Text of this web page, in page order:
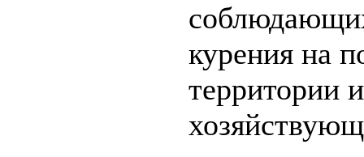
курения на
территории